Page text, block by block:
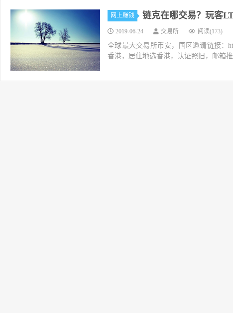
网上赚钱 链克在哪交易？玩客
2019-06-24 交易所 阅读(173)
全球最大交易所币安，国区邀请链接：
香港，居住地选香港，认证照旧，邮箱